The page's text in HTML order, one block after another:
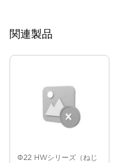
関連製品
Φ22 HWシリーズ（ねじ